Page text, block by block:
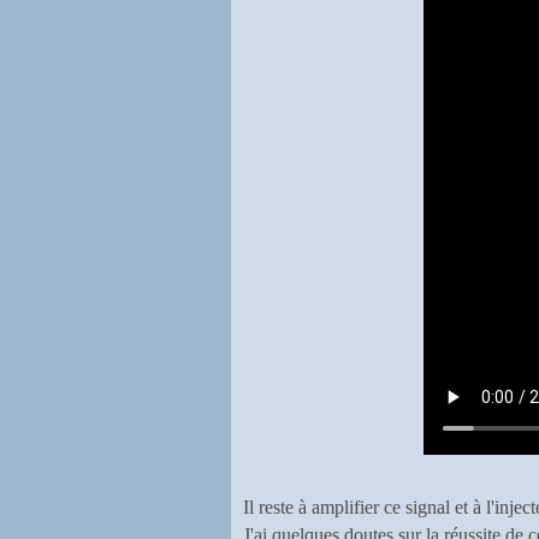
Il reste à amplifier ce signal et à
J'ai quelques doutes sur la réussite de